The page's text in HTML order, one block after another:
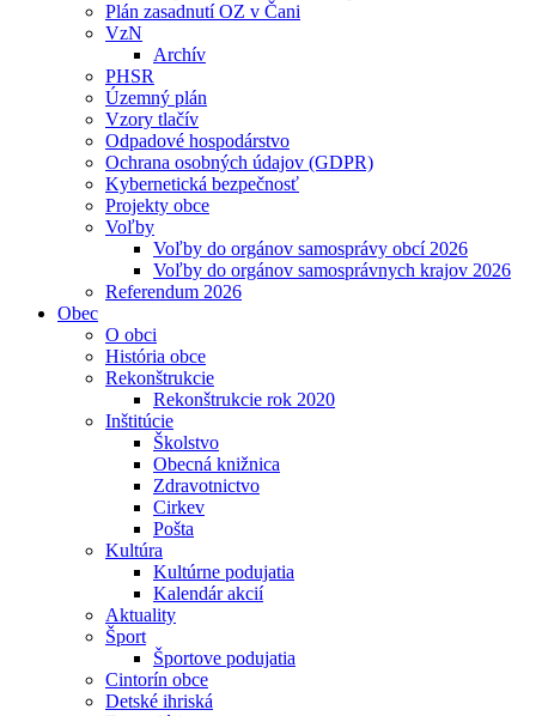
Plán zasadnutí OZ v Čani
VzN
Archív
PHSR
Územný plán
Vzory tlačív
Odpadové hospodárstvo
Ochrana osobných údajov (GDPR)
Kybernetická bezpečnosť
Projekty obce
Voľby
Voľby do orgánov samosprávy obcí 2026
Voľby do orgánov samosprávnych krajov 2026
Referendum 2026
Obec
O obci
História obce
Rekonštrukcie
Rekonštrukcie rok 2020
Inštitúcie
Školstvo
Obecná knižnica
Zdravotnictvo
Cirkev
Pošta
Kultúra
Kultúrne podujatia
Kalendár akcií
Aktuality
Šport
Športove podujatia
Cintorín obce
Detské ihriská